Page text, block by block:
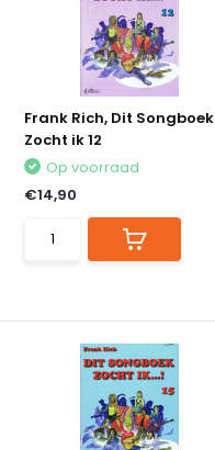
Frank Rich, Dit Songboek
Zocht ik 12
Op voorraad
€14,90